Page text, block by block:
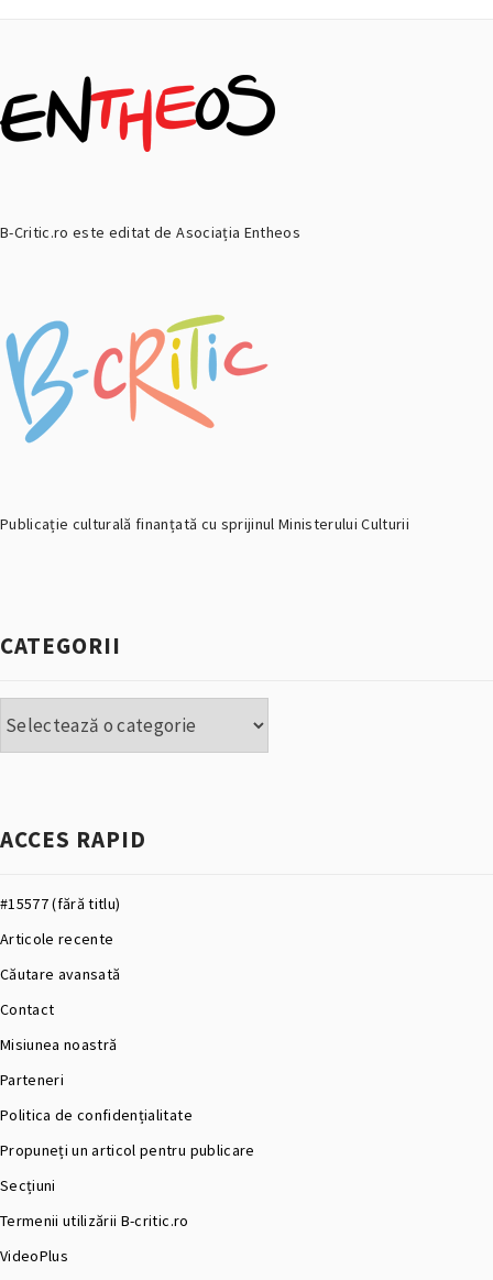
B-Critic.ro este editat de Asociația Entheos
Publicație culturală finanțată cu sprijinul Ministerului Culturii
CATEGORII
ACCES RAPID
#15577 (fără titlu)
Articole recente
Căutare avansată
Contact
Misiunea noastră
Parteneri
Politica de confidențialitate
Propuneți un articol pentru publicare
Secțiuni
Termenii utilizării B-critic.ro
VideoPlus